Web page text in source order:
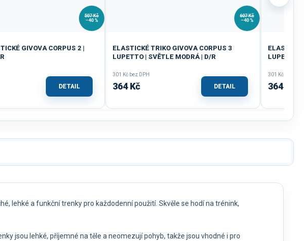
507 Kč
–40 %
GIVOVA CORPUS 2 |
DETAIL
607 Kč
–40 %
ELASTICKÉ TRIKO GIVOVA CORPUS 3
LUPETTO | SVĚTLE MODRÁ | D/R
301 Kč bez DPH
364 Kč DETAIL
LUPETTO |
301 Kč bez
364 Kč
lehké a funkční trenky pro každodenní použití. Skvěle se hodí na trénink,
jsou lehké, příjemné na těle a neomezují pohyb, takže jsou vhodné i pro